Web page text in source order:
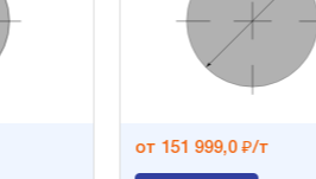
от 151 999,0 ₽/т